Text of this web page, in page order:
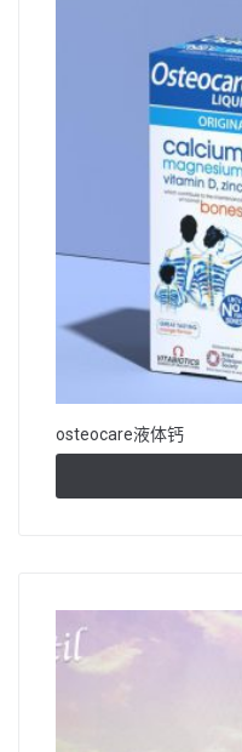
osteocare液体钙